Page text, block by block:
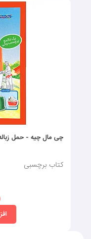
چی مال چیه - حمل
کتاب برچسبی